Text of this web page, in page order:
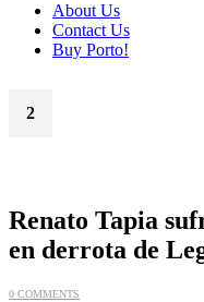
About Us
Contact Us
Buy Porto!
2
Renato Tapia
en derrota de
0 COMMENTS